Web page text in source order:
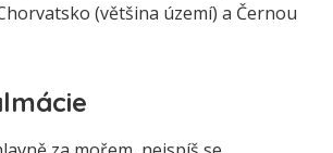
(většina území) a Černou